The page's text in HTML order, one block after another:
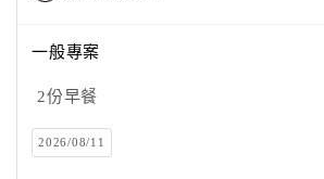
員
戶
一般專案
2份早餐
2026/08/11